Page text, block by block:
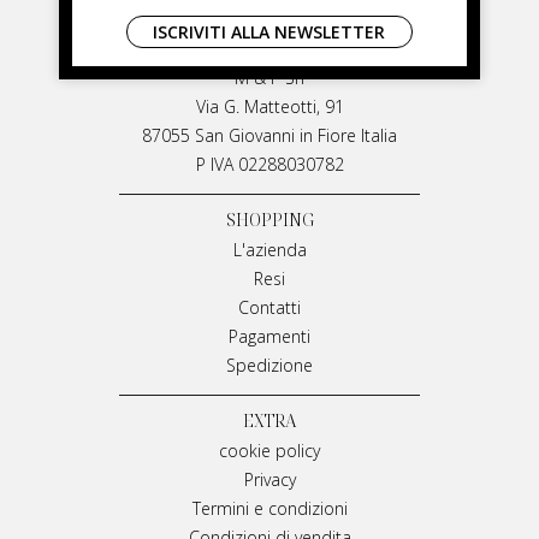
LIVIANA MIRARCHI
M & P Srl
Via G. Matteotti, 91
87055 San Giovanni in Fiore Italia
P IVA 02288030782
SHOPPING
L'azienda
Resi
Contatti
Pagamenti
Spedizione
EXTRA
cookie policy
Privacy
Termini e condizioni
ISCRIVITI ALLA NEWSLETTER